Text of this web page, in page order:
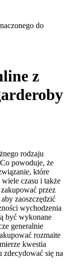
do
z
rodzaju
powoduje, że
które
czasu i także
przez
zaoszczędzić
wychodzenia
być wykonane
generalnie
rozmaite
kwestia
zdecydować się na